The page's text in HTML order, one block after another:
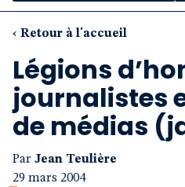
Nos
Notre
‹ Retour à l'accueil
Légions
journalistes
de médias
Par Jean Teulière
29 mars 2004